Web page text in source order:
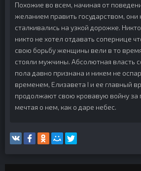
Похожие во всем, начиная от
желанием править государством, они
сталкивались на узкой дорожке.
никто не хотел отдавать сопернице
свою борьбу женщины вели в то
стояли мужчины. Абсолютная власть
пола давно признана и никем не
временем, Елизавета I и ее главный
продолжают свою кровавую войну за
мечтая о нем, как о даре небес.